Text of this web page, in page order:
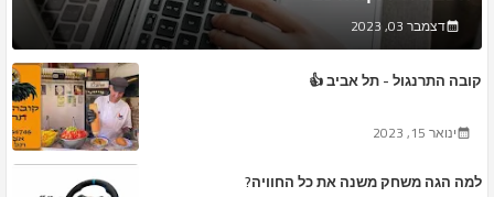
דצמבר 03, 2023
קובה התרנגול - תל אביב 👍
ינואר 15, 2023
למה הגה משחק משנה את כל החוויה?